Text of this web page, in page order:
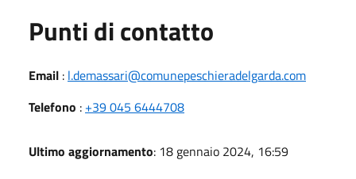
Punti di contatto
Email : l.demassari@comunepeschieradelgarda.com
Telefono : +39 045 6444708
Ultimo aggiornamento: 18 gennaio 2024, 16:59